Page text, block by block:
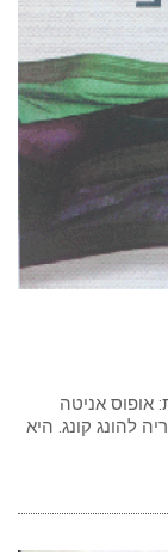
אופוס אניטה
להונג קונג. היא